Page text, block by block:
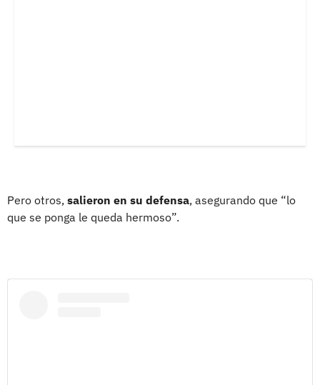
Pero otros, salieron en su defensa, asegurando que “lo
que se ponga le queda hermoso”.